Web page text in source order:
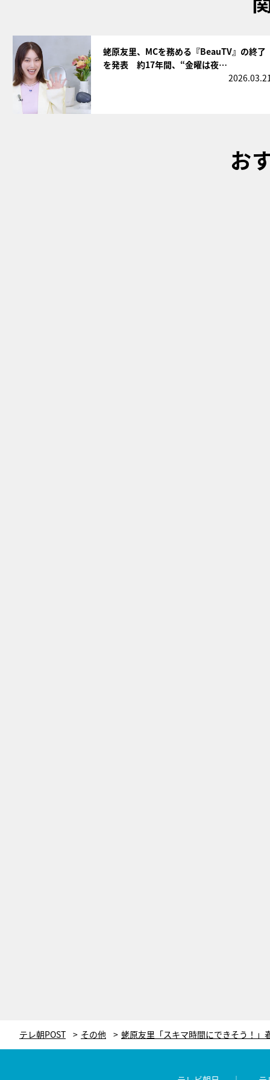
蛯原友里、MCを務める『BeauTV』の終了
を発表 約17年間、“金曜は夜…
お
テレ朝POST その他